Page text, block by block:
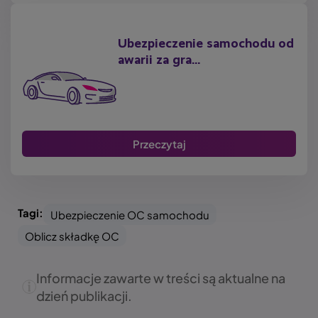
Ubezpieczenie samochodu od
awarii za gra...
Przeczytaj
Tagi:
Ubezpieczenie OC samochodu
Oblicz składkę OC
Informacje zawarte w treści są aktualne na
dzień publikacji.